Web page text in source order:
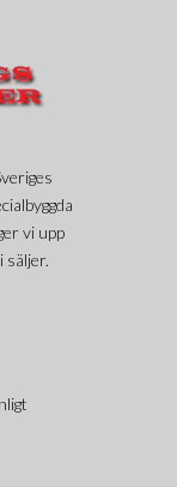
vi upp
säljer.